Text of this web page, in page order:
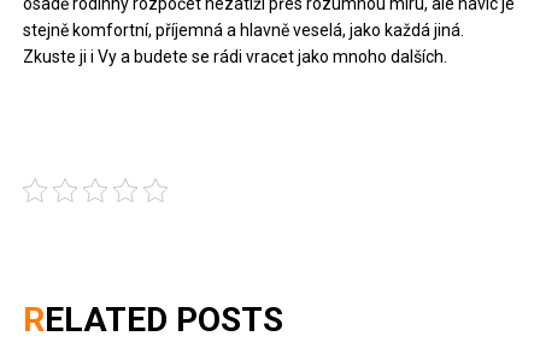
stejně komfortní, příjemná a hlavně veselá, jako každá jiná.
Zkuste ji i Vy a budete se rádi vracet jako mnoho dalších.
RELATED POSTS